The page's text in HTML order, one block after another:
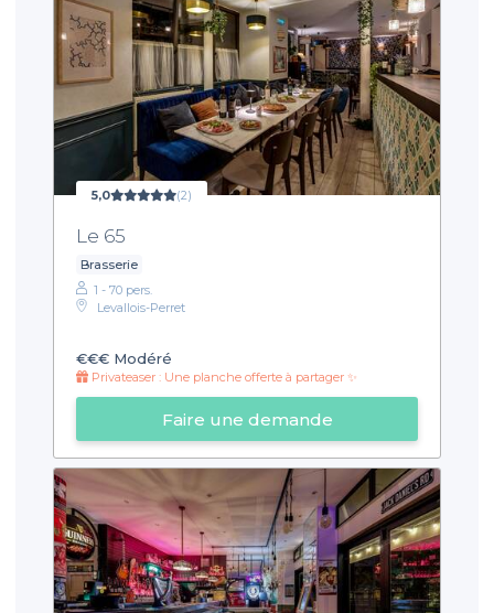
5,0 (2)
Le 65
Brasserie
1 - 70 pers.
Levallois-Perret
€€€ Modéré
Privateaser : Une planche offerte à partager ✨
Faire une demande